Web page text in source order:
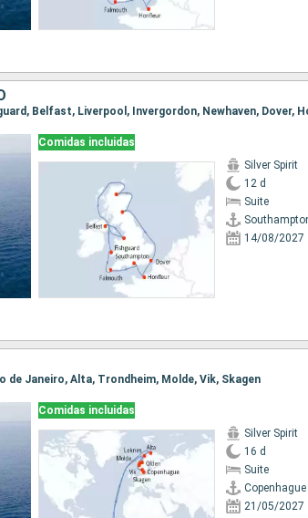
Belfast, Liverpool, Invergordon, Newhaven, Dover,
Comidas incluidas
Silver Spirit
12 d
Suite
14/08/2027
de Janeiro, Alta, Trondheim, Molde, Vik, Skagen
Comidas incluidas
Silver Spirit
16 d
Suite
Copenhague
21/05/2027